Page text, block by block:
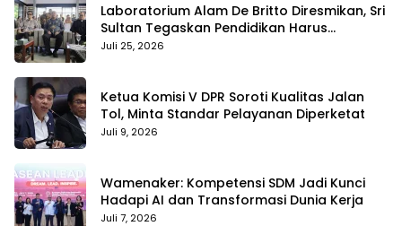
Laboratorium Alam De Britto Diresmikan, Sri
Sultan Tegaskan Pendidikan Harus
Membentuk Karakter
Juli 25, 2026
Ketua Komisi V DPR Soroti Kualitas Jalan
Tol, Minta Standar Pelayanan Diperketat
Juli 9, 2026
Wamenaker: Kompetensi SDM Jadi Kunci
Hadapi AI dan Transformasi Dunia Kerja
Juli 7, 2026